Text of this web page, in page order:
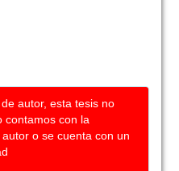
autor, esta tesis no
contamos con la
o se cuenta con un